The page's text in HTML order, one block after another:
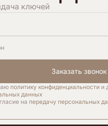
ключей
Заказать звонок
политику конфиденциальности и
данных
на передачу персональных